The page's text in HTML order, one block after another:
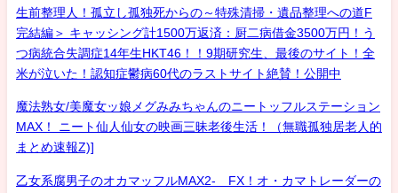
生前整理人！孤立し孤独死からの～特殊清掃・遺品整理への道F
完結編＞ キャッシング計1500万返済：厨二病借金3500万円！う
つ病統合失調症14年生HKT46！！9期研究生、最後のサイト！全
米が泣いた！認知症鬱病60代のラストサイト絶賛！公開中
魔法熟女/美魔女ッ娘メグみみちゃんのニートッフルステーション
MAX！ ニート仙人仙女の映画三昧老後生活！（無職孤独居老人的
まとめ速報Z)]
乙女系腐男子のオカマッフルMAX2- FX！オ・カマトレーダーの